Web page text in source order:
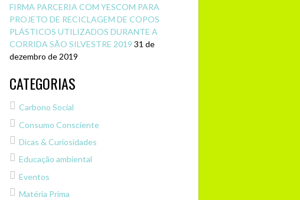
FIRMA PARCERIA COM YESCOM PARA
PROJETO DE RECICLAGEM DE COPOS
PLÁSTICOS UTILIZADOS DURANTE A
CORRIDA SÃO SILVESTRE 2019 31 de
dezembro de 2019
CATEGORIAS
Carbono Social
Consumo Consciente
Dicas & Curiosidades
Educação ambiental
Eventos
Matéria Prima